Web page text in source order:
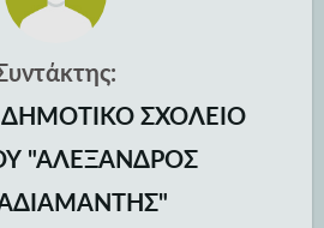
ΔΗΜΟΤΙΚΟ ΣΧΟΛΕΙΟ
"ΑΛΕΞΑΝΔΡΟΣ